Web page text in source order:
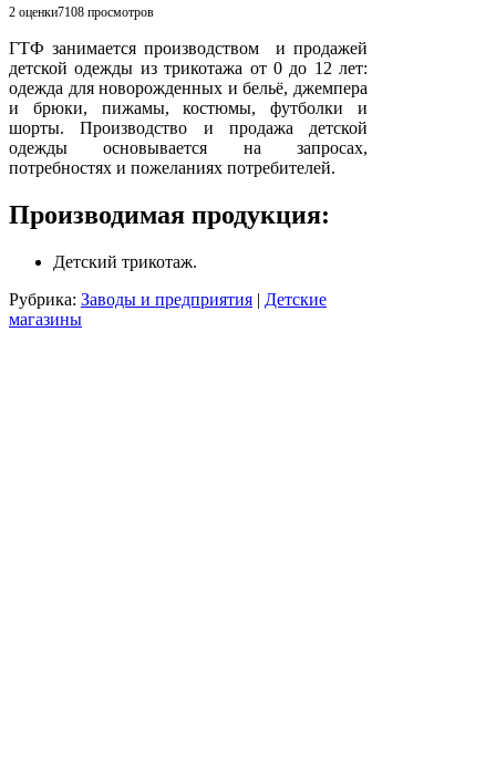
2 оценки7108 просмотров
ГТФ занимается производством и продажей
детской одежды из трикотажа от 0 до 12 лет:
одежда для новорожденных и бельё, джемпера
и брюки, пижамы, костюмы, футболки и
шорты. Производство и продажа детской
одежды основывается на запросах,
потребностях и пожеланиях потребителей.
Производимая продукция:
Детский трикотаж.
Рубрика: Заводы и предприятия | Детские
магазины